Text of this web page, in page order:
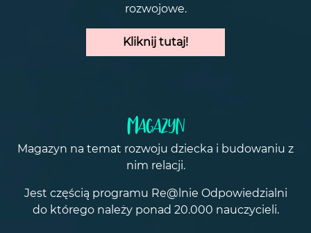
rozwojowe.
Kliknij tutaj!
Magazyn
Magazyn na temat rozwoju dziecka i budowaniu z
nim relacji.
Jest częścią programu Re@lnie Odpowiedzialni
do którego należy ponad 20.000 nauczycieli.